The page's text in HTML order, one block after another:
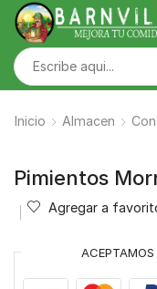
Inicio Almacen
Pimientos
Agregar a
ACEPTAMOS